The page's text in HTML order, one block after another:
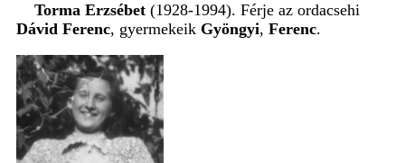
Torma Erzsébet (1928-1994). Férje az ordacsehi
Dávid Ferenc, gyermekeik Gyöngyi, Ferenc.